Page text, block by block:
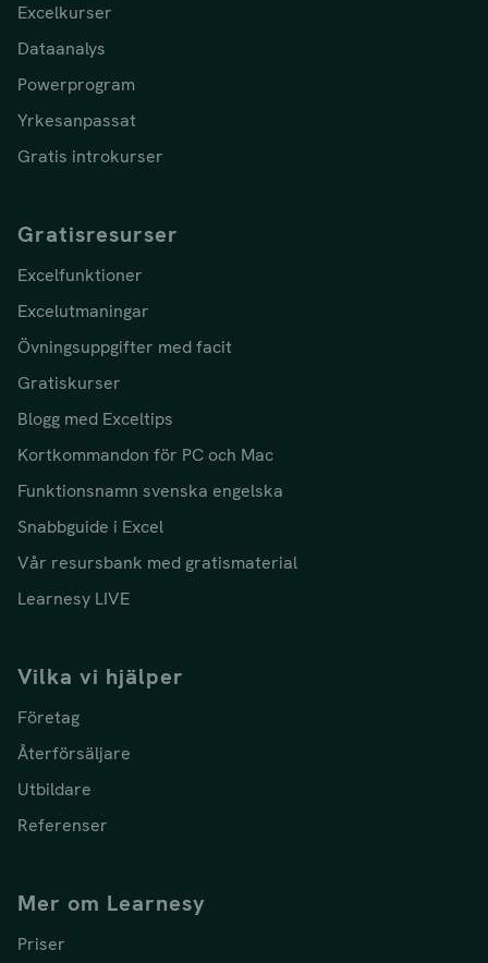
Excelkurser
Dataanalys
Powerprogram
Yrkesanpassat
Gratis introkurser
Gratisresurser
Excelfunktioner
Excelutmaningar
Övningsuppgifter med facit
Gratiskurser
Blogg med Exceltips
Kortkommandon för PC och Mac
Funktionsnamn svenska engelska
Snabbguide i Excel
Vår resursbank med gratismaterial
Learnesy LIVE
Vilka vi hjälper
Företag
Återförsäljare
Utbildare
Referenser
Mer om Learnesy
Priser